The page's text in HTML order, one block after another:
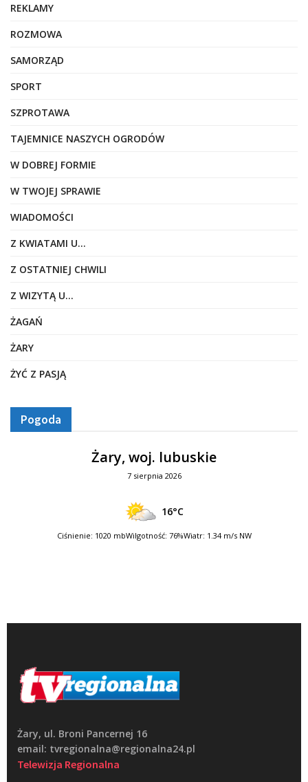
REKLAMY
ROZMOWA
SAMORZĄD
SPORT
SZPROTAWA
TAJEMNICE NASZYCH OGRODÓW
W DOBREJ FORMIE
W TWOJEJ SPRAWIE
WIADOMOŚCI
Z KWIATAMI U…
Z OSTATNIEJ CHWILI
Z WIZYTĄ U…
ŻAGAŃ
ŻARY
ŻYĆ Z PASJĄ
Pogoda
Żary, woj. lubuskie
7 sierpnia 2026
16°C
Ciśnienie: 1020 mbWilgotność: 76%Wiatr: 1.34 m/s NW
Żary, ul. Broni Pancernej 16
email: tvregionalna@regionalna24.pl
Telewizja Regionalna